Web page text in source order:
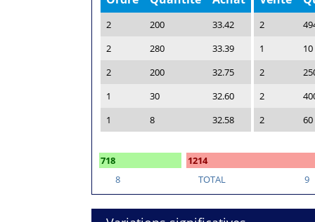
2 200
33.42
2
280
33.39
2
200
32.75
1
30
32.60
1
8 32.58
2
1
10
2
2
2
60
718
1214
8
TOTAL 9